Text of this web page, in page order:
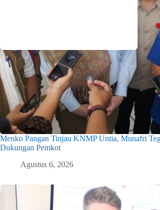
Menko Pangan Tinjau KNMP Untia, Munafri
Dukungan Pemkot
Agustus 6, 2026